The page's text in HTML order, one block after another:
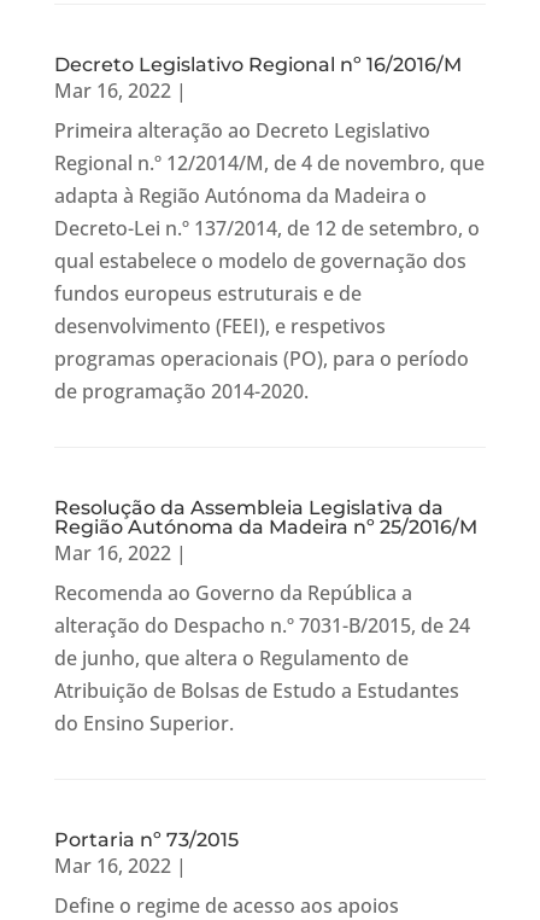
Decreto Legislativo Regional nº 16/2016/M
Mar 16, 2022|
Primeira alteração ao Decreto Legislativo
Regional n.º 12/2014/M, de 4 de novembro, que
adapta à Região Autónoma da Madeira o
Decreto-Lei n.º 137/2014, de 12 de setembro, o
qual estabelece o modelo de governação dos
fundos europeus estruturais e de
desenvolvimento (FEEI), e respetivos
programas operacionais (PO), para o período
de programação 2014-2020.
Resolução da Assembleia Legislativa da
Região Autónoma da Madeira nº 25/2016/M
Mar 16, 2022|
Recomenda ao Governo da República a
alteração do Despacho n.º 7031-B/2015, de 24
de junho, que altera o Regulamento de
Atribuição de Bolsas de Estudo a Estudantes
do Ensino Superior.
Portaria nº 73/2015
Mar 16, 2022|
Define o regime de acesso aos apoios